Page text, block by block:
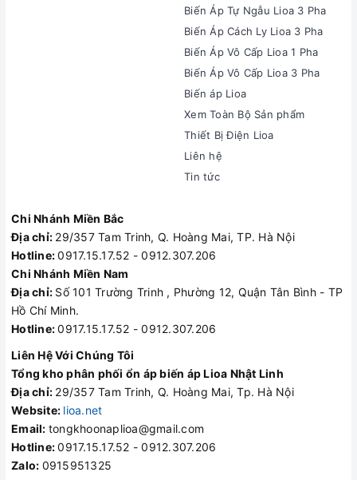
Biến Áp Tự Ngẫu Lioa 3 Pha
Biến Áp Cách Ly Lioa 3 Pha
Biến Áp Vô Cấp Lioa 1 Pha
Biến Áp Vô Cấp Lioa 3 Pha
Biến áp Lioa
Xem Toàn Bộ Sản phẩm
Thiết Bị Điện Lioa
Liên hệ
Tin tức
Chi Nhánh Miền Bắc
Địa chỉ: 29/357 Tam Trinh, Q. Hoàng Mai, TP. Hà Nội
Hotline:0917.15.17.52 - 0912.307.206
Chi Nhánh Miền Nam
Địa chỉ: Số 101 Trường Trinh , Phường 12, Quận Tân Bình - TP
Hồ Chí Minh.
Hotline:0917.15.17.52 - 0912.307.206
Liên Hệ Với Chúng Tôi
Tổng kho phân phối ổn áp biến áp Lioa Nhật Linh
Địa chỉ: 29/357 Tam Trinh, Q. Hoàng Mai, Tp. Hà Nội
Website: lioa.net
Email: tongkhoonaplioa@gmail.com
Hotline:0917.15.17.52 - 0912.307.206
Zalo: 0915951325